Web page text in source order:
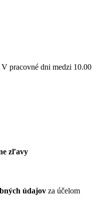
V pracovné dni medzi 10.00
zľavy
údajov za účelom